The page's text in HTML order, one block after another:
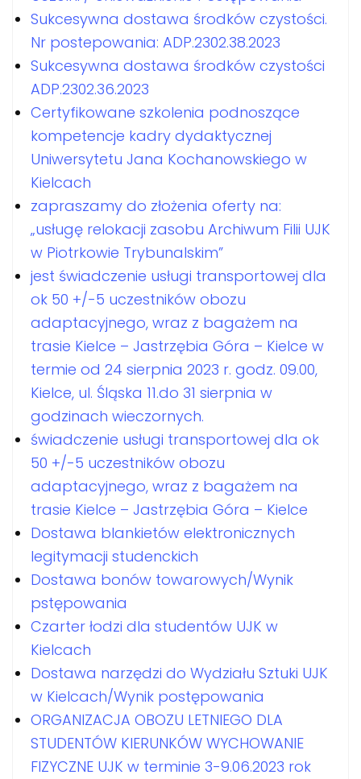
Sukcesywna dostawa środków czystości.
Nr postepowania: ADP.2302.38.2023
Sukcesywna dostawa środków czystości
ADP.2302.36.2023
Certyfikowane szkolenia podnoszące
kompetencje kadry dydaktycznej
Uniwersytetu Jana Kochanowskiego w
Kielcach
zapraszamy do złożenia oferty na:
„usługę relokacji zasobu Archiwum Filii UJK
w Piotrkowie Trybunalskim”
jest świadczenie usługi transportowej dla
ok 50 +/-5 uczestników obozu
adaptacyjnego, wraz z bagażem na
trasie Kielce – Jastrzębia Góra – Kielce w
termie od 24 sierpnia 2023 r. godz. 09.00,
Kielce, ul. Śląska 11.do 31 sierpnia w
godzinach wieczornych.
świadczenie usługi transportowej dla ok
50 +/-5 uczestników obozu
adaptacyjnego, wraz z bagażem na
trasie Kielce – Jastrzębia Góra – Kielce
Dostawa blankietów elektronicznych
legitymacji studenckich
Dostawa bonów towarowych/Wynik
pstępowania
Czarter łodzi dla studentów UJK w
Kielcach
Dostawa narzędzi do Wydziału Sztuki UJK
w Kielcach/Wynik postępowania
ORGANIZACJA OBOZU LETNIEGO DLA
STUDENTÓW KIERUNKÓW WYCHOWANIE
FIZYCZNE UJK w terminie 3-9.06.2023 rok